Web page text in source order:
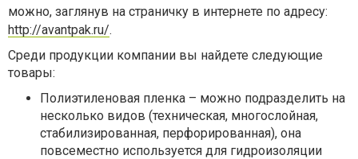
можно, заглянув на страничку в интернете по адресу:
http://avantpak.ru/.
Среди продукции компании вы найдете следующие
товары:
Полиэтиленовая пленка – можно подразделить на
несколько видов (техническая, многослойная,
стабилизированная, перфорированная), она
повсеместно используется для гидроизоляции